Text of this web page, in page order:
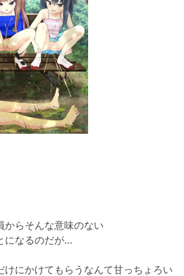
からそんな意味のない
になるのだが…
けにかけてもらうなんて甘っちょろい